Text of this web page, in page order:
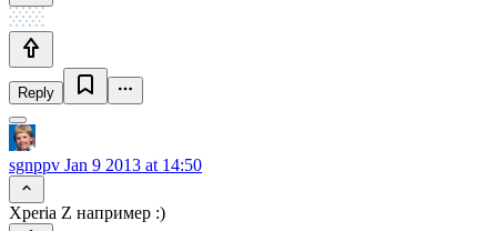
Reply
sgnppv Jan 9 2013 at 14:50
Xperia Z например :)